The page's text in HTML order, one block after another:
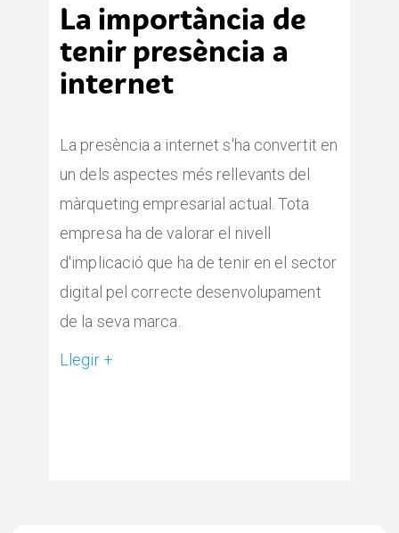
La importància de
tenir presència a
internet
La presència a internet s'ha convertit en
un dels aspectes més rellevants del
màrqueting empresarial actual. Tota
empresa ha de valorar el nivell
d'implicació que ha de tenir en el sector
digital pel correcte desenvolupament
de la seva marca.
Llegir +